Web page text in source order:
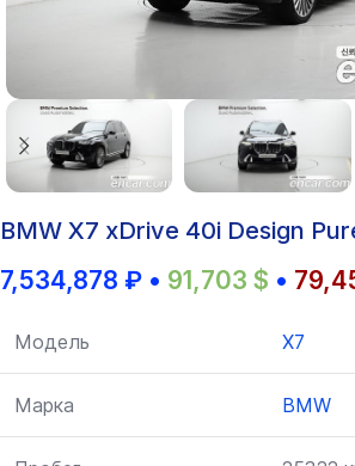
BMW X7 xDrive 40i Design
7,534,878 ₽ • 91,703 $ •
Модель X7
Марка BMW